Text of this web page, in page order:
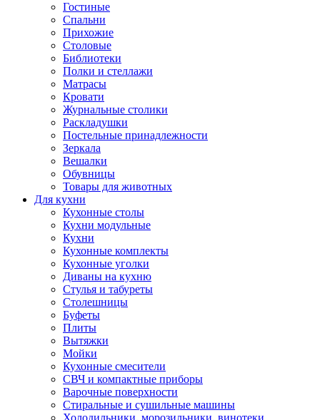
Гостиные
Спальни
Прихожие
Столовые
Библиотеки
Полки и стеллажи
Матрасы
Кровати
Журнальные столики
Раскладушки
Постельные принадлежности
Зеркала
Вешалки
Обувницы
Товары для животных
Для кухни
Кухонные столы
Кухни модульные
Кухни
Кухонные комплекты
Кухонные уголки
Диваны на кухню
Стулья и табуреты
Столешницы
Буфеты
Плиты
Вытяжки
Мойки
Кухонные смесители
СВЧ и компактные приборы
Варочные поверхности
Стиральные и сушильные машины
Холодильники, морозильники, винотеки